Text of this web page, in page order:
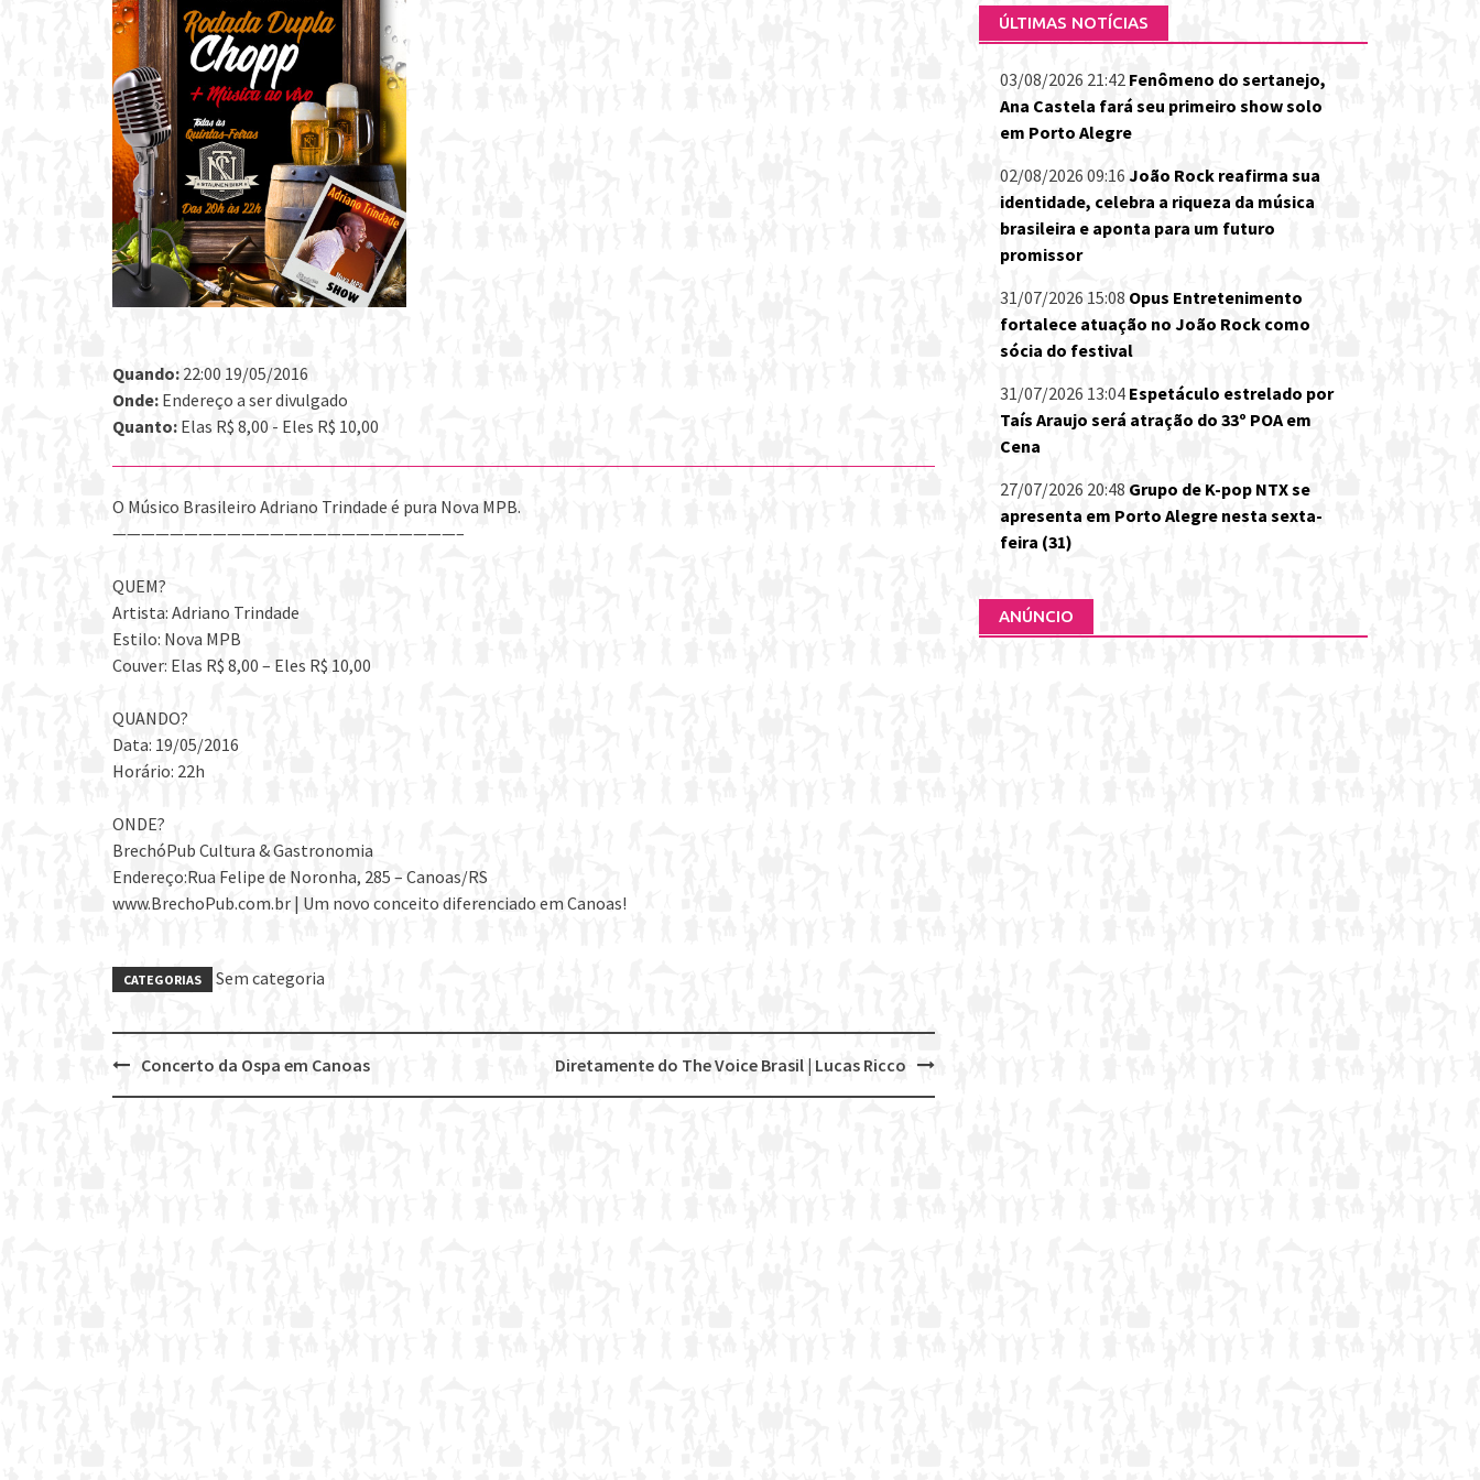
Quando: 22:00 19/05/2016
Onde: Endereço a ser divulgado
Quanto: Elas R$ 8,00 - Eles R$ 10,00
O Músico Brasileiro Adriano Trindade é pura Nova MPB.
————————————————————————–
QUEM?
Artista: Adriano Trindade
Estilo: Nova MPB
Couver: Elas R$ 8,00 – Eles R$ 10,00
QUANDO?
Data: 19/05/2016
Horário: 22h
ONDE?
BrechóPub Cultura & Gastronomia
Endereço:Rua Felipe de Noronha, 285 – Canoas/RS
www.BrechoPub.com.br | Um novo conceito diferenciado em Canoas!
CATEGORIAS Sem categoria
Post
Diretamente do The Voice Brasil | Lucas Ricco
Concerto da Ospa em Canoas
ÚLTIMAS NOTÍCIAS
03/08/2026 21:42 Fenômeno do sertanejo,
Ana Castela fará seu primeiro show solo
em Porto Alegre
02/08/2026 09:16 João Rock reafirma sua
identidade, celebra a riqueza da música
brasileira e aponta para um futuro
promissor
31/07/2026 15:08 Opus Entretenimento
fortalece atuação no João Rock como
sócia do festival
31/07/2026 13:04 Espetáculo estrelado por
Taís Araujo será atração do 33º POA em
Cena
27/07/2026 20:48 Grupo de K-pop NTX se
apresenta em Porto Alegre nesta sexta-
feira (31)
ANÚNCIO